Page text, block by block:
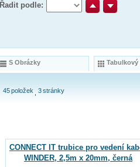
Řadit podle:
S Obrázky Tabulkový
45položek 3stránky
CONNECT IT trubice pro vedení
WINDER, 2,5m x 20mm, černá